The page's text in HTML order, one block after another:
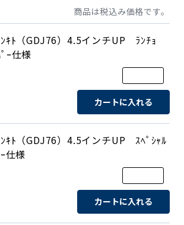
商品は税込み価格です。
ﾝｷﾄ（GDJ76）4.5インチUP ﾗﾝﾁｮ
ｰ仕様
カートに入れる
ﾝｷﾄ（GDJ76）4.5インチUP ｽﾍﾟｼｬﾙ
仕様
カートに入れる